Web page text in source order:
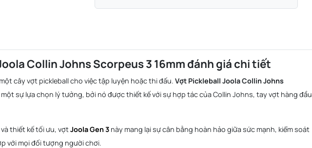
Collin Johns Scorpeus 3 16mm đánh giá chi tiết
cây vợt pickleball cho việc tập luyện hoặc thi đấu. Vợt Pickleball Joola Collin Johns
một sự lựa chọn lý tưởng, bởi nó được thiết kế với sự hợp tác của Collin Johns, tay vợt hàng đầu
thiết kế tối ưu, vợtJoola Gen 3 này mang lại sự cân bằng hoàn hảo giữa sức mạnh, kiểm soát
với mọi đối tượng người chơi.